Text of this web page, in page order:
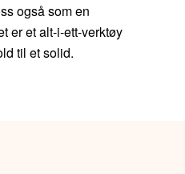
også som en
er et alt-i-ett-verktøy
til et solid.